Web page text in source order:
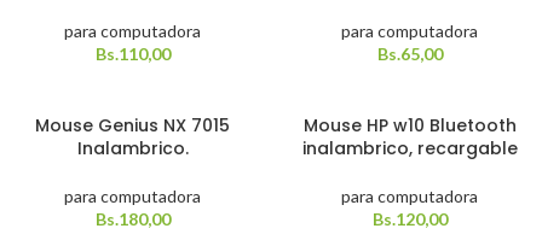
para computadora
Bs.110,00
para computadora
Bs.65,00
Mouse Genius NX 7015
Inalambrico.
para computadora
Bs.180,00
Mouse HP w10 Bluetooth
inalambrico, recargable
para computadora
Bs.120,00